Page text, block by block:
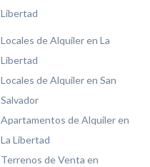
Libertad
Locales de Alquiler en La
Libertad
Locales de Alquiler en San
Salvador
Apartamentos de Alquiler en
La Libertad
Terrenos de Venta en